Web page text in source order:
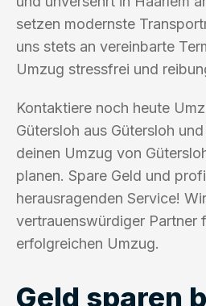
setzen modernste
uns stets an vereinbarte
Umzug stressfrei und
Kontaktiere noch heute
Gütersloh aus Gütersloh
deinen Umzug von
planen. Spare Geld und
herausragenden Service!
vertrauenswürdiger Partner
erfolgreichen Umzug.
Geld sparen